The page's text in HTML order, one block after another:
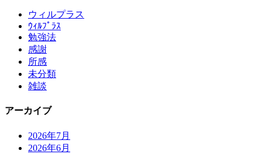
ウィルプラス
ｳｨﾙﾌﾟﾗｽ
勉強法
感謝
所感
未分類
雑談
アーカイブ
2026年7月
2026年6月